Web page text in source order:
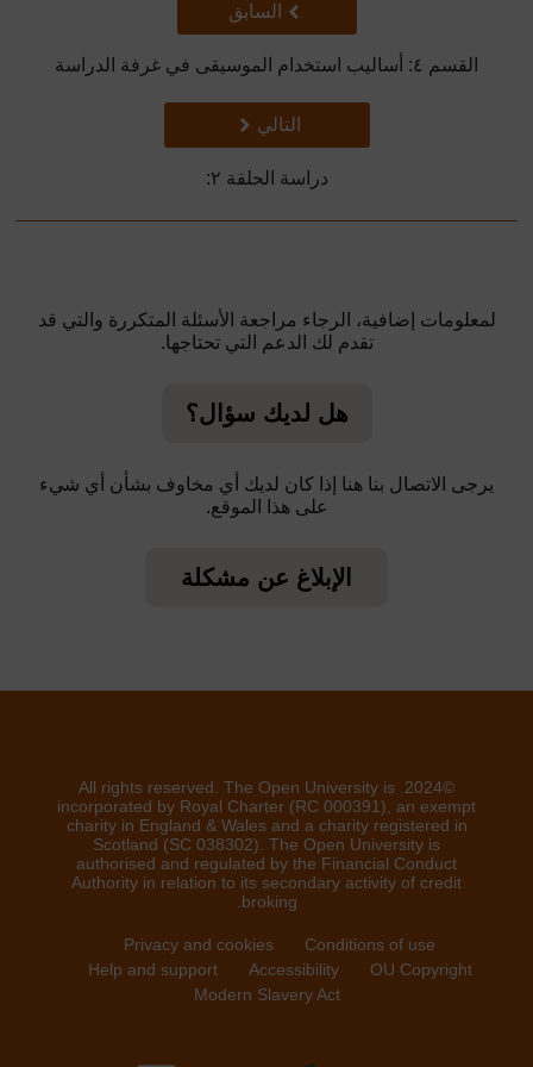
سابقالسابق
القسم ٤: أساليب استخدام الموسيقى في غرفة الدراسة
تالي
التالي
دراسة الحلقة ٢:
لمعلومات إضافية، الرجاء مراجعة الأسئلة المتكررة والتي قد
تقدم لك الدعم التي تحتاجها.
هل لديك سؤال؟
يرجى الاتصال بنا هنا إذا كان لديك أي مخاوف بشأن أي شيء
على هذا الموقع.
الإبلاغ عن مشكلة
©2024. All rights reserved. The Open University is
incorporated by Royal Charter (RC 000391), an exempt
charity in England & Wales and a charity registered in
Scotland (SC 038302). The Open University is
authorised and regulated by the Financial Conduct
Authority in relation to its secondary activity of credit
broking.
Conditions of use
Privacy and cookies
OU Copyright
Accessibility
Help and support
Modern Slavery Act